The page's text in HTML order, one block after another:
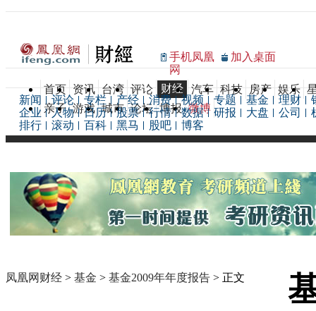
手机凤凰
网
加入桌面
首页 资讯 台湾 评论 财经 汽车 科技 房产 娱乐
亲子 游戏 城市 论坛 博报 微博
新闻 评论 专栏 产经 消费 视频 专题 基金 理财
企业
人物 日历 股票 行情 数据 研报 大盘 公司
排行
滚动 百科 黑马 股吧 博客
凤凰网财经 > 基金 > 基金2009年年度报告 > 正文